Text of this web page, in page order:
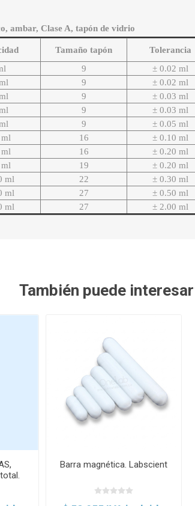
ambar, Clase A, tapón de vidrio
Tamaño tapón
Tolerancia
9
± 0.02 ml
9
± 0.02 ml
9
± 0.03 ml
9
± 0.03 ml
9
± 0.05 ml
16
± 0.10 ml
16
± 0.20 ml
19
± 0.20 ml
ml 22
± 0.30 ml
ml 27
± 0.50 ml
ml 27 ± 2.00 ml
También puede
Barra magnética. Labscient